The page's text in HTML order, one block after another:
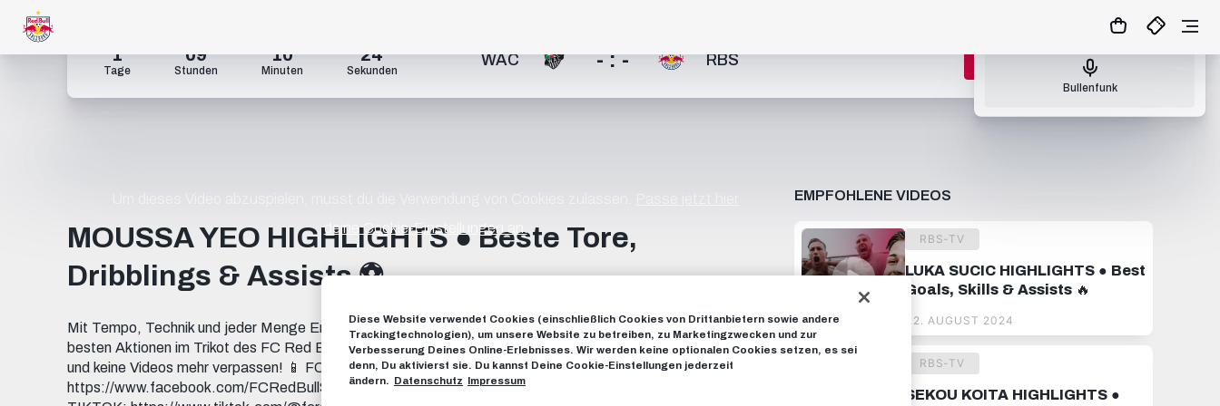
1
Tage
09
Stunden
10
Minuten
24
Sekunden
WAC - : - RBS ZUM MATCHCENTER
deine Cookie-Einstellungen an.
MOUSSA YEO HIGHLIGHTS ● Beste Tore,
Dribblings & Assists ⚽️
Mit Tempo, Technik und jeder Menge Energie durchs Mittelfeld. Das ist Moussa Yeo. 🇲🇱 Hier sind seine
besten Aktionen im Trikot des FC Red Bull Salzburg. 🎬 _______________________ Jetzt Channel abonnieren
und keine Videos mehr verpassen! 📱 FOLGE UNS AUF SOCIAL MEDIA FACEBOOK:
https://www.facebook.com/FCRedBullSalzburg INSTAGRAM: https://instagram.com/fcredbullsalzburg
EMPFOHLENE VIDEOS
RBS-TV
LUKA SUCIC HIGHLIGHTS ● Best
Goals, Skills & Assists 🔥
02. AUGUST 2024
RBS-TV
SEKOU KOITA HIGHLIGHTS ●
Nächster Bullenfunk: So., 09.08.26 17:00
Bullenfunk
Diese Website verwendet Cookies (einschließlich Cookies von Drittanbietern sowie andere
Trackingtechnologien), um unsere Website zu betreiben, zu Marketingzwecken und zur
Verbesserung Deines Online-Erlebnisses. Wir werden keine optionalen Cookies setzen, es sei
denn, Du aktivierst sie. Du kannst Deine Cookie-Einstellungen jederzeit
ändern. Datenschutz Impressum